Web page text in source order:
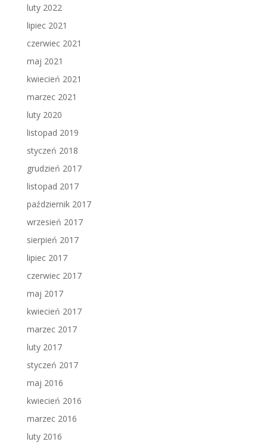
luty 2022
lipiec 2021
czerwiec 2021
maj 2021
kwiecień 2021
marzec 2021
luty 2020
listopad 2019
styczeń 2018
grudzień 2017
listopad 2017
październik 2017
wrzesień 2017
sierpień 2017
lipiec 2017
czerwiec 2017
maj 2017
kwiecień 2017
marzec 2017
luty 2017
styczeń 2017
maj 2016
kwiecień 2016
marzec 2016
luty 2016